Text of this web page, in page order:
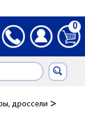
0
дроссели >